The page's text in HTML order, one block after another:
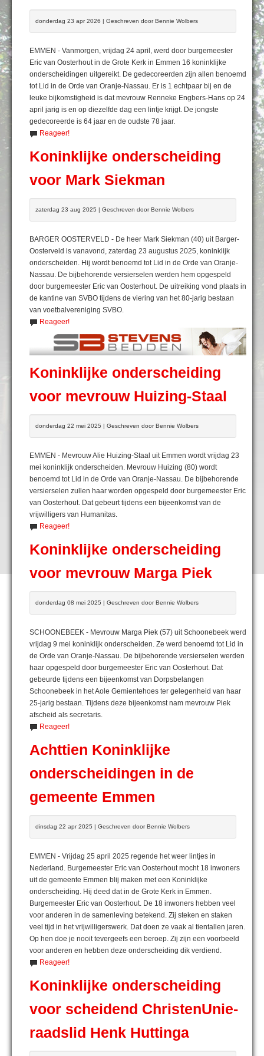
donderdag 23 apr 2026 | Geschreven door Bennie Wolbers
EMMEN - Vanmorgen, vrijdag 24 april, werd door burgemeester
Eric van Oosterhout in de Grote Kerk in Emmen 16 koninklijke
onderscheidingen uitgereikt. De gedecoreerden zijn allen benoemd
tot Lid in de Orde van Oranje-Nassau. Er is 1 echtpaar bij en de
leuke bijkomstigheid is dat mevrouw Renneke Engbers-Hans op 24
april jarig is en op diezelfde dag een lintje krijgt. De jongste
gedecoreerde is 64 jaar en de oudste 78 jaar.
Reageer!
Koninklijke onderscheiding
voor Mark Siekman
zaterdag 23 aug 2025 | Geschreven door Bennie Wolbers
BARGER OOSTERVELD - De heer Mark Siekman (40) uit Barger-
Oosterveld is vanavond, zaterdag 23 augustus 2025, koninklijk
onderscheiden. Hij wordt benoemd tot Lid in de Orde van Oranje-
Nassau. De bijbehorende versierselen werden hem opgespeld
door burgemeester Eric van Oosterhout. De uitreiking vond plaats in
de kantine van SVBO tijdens de viering van het 80-jarig bestaan
van voetbalvereniging SVBO.
Reageer!
Koninklijke onderscheiding
voor mevrouw Huizing-Staal
donderdag 22 mei 2025 | Geschreven door Bennie Wolbers
EMMEN - Mevrouw Alie Huizing-Staal uit Emmen wordt vrijdag 23
mei koninklijk onderscheiden. Mevrouw Huizing (80) wordt
benoemd tot Lid in de Orde van Oranje-Nassau. De bijbehorende
versierselen zullen haar worden opgespeld door burgemeester Eric
van Oosterhout. Dat gebeurt tijdens een bijeenkomst van de
vrijwilligers van Humanitas.
Reageer!
Koninklijke onderscheiding
voor mevrouw Marga Piek
donderdag 08 mei 2025 | Geschreven door Bennie Wolbers
SCHOONEBEEK - Mevrouw Marga Piek (57) uit Schoonebeek werd
vrijdag 9 mei koninklijk onderscheiden. Ze werd benoemd tot Lid in
de Orde van Oranje-Nassau. De bijbehorende versierselen werden
haar opgespeld door burgemeester Eric van Oosterhout. Dat
gebeurde tijdens een bijeenkomst van Dorpsbelangen
Schoonebeek in het Aole Gemientehoes ter gelegenheid van haar
25-jarig bestaan. Tijdens deze bijeenkomst nam mevrouw Piek
afscheid als secretaris.
Reageer!
Achttien Koninklijke
onderscheidingen in de
gemeente Emmen
dinsdag 22 apr 2025 | Geschreven door Bennie Wolbers
EMMEN - Vrijdag 25 april 2025 regende het weer lintjes in
Nederland. Burgemeester Eric van Oosterhout mocht 18 inwoners
uit de gemeente Emmen blij maken met een Koninklijke
onderscheiding. Hij deed dat in de Grote Kerk in Emmen.
Burgemeester Eric van Oosterhout. De 18 inwoners hebben veel
voor anderen in de samenleving betekend. Zij steken en staken
veel tijd in het vrijwilligerswerk. Dat doen ze vaak al tientallen jaren.
Op hen doe je nooit tevergeefs een beroep. Zij zijn een voorbeeld
voor anderen en hebben deze onderscheiding dik verdiend.
Reageer!
Koninklijke onderscheiding
voor scheidend ChristenUnie-
raadslid Henk Huttinga